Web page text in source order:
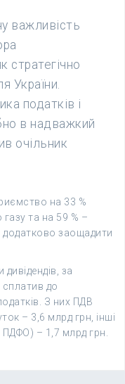
важливість
стратегічно
України.
податків і
в надважкий
очільник
на 33 %
та на 59 % –
додатково заощадити
за
до
З них ПДВ
– 3,6 млрд грн, інші
ПДФО) – 1,7 млрд грн.